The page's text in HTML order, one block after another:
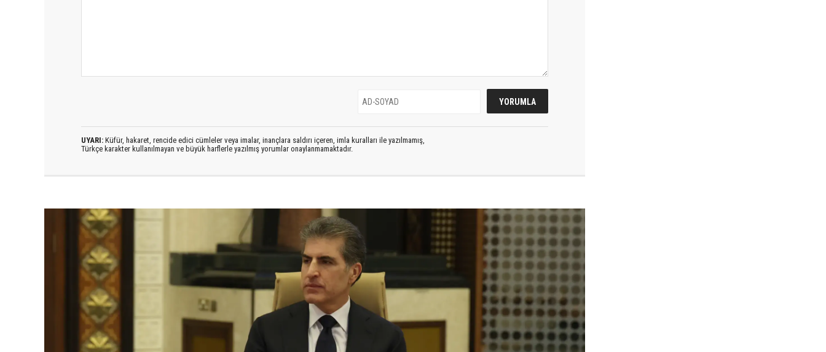
UYARI: Küfür, hakaret, rencide edici cümleler veya imalar, inançlara saldırı içeren, imla kuralları ile yazılmamış,
Türkçe karakter kullanılmayan ve büyük harflerle yazılmış yorumlar onaylanmamaktadır.